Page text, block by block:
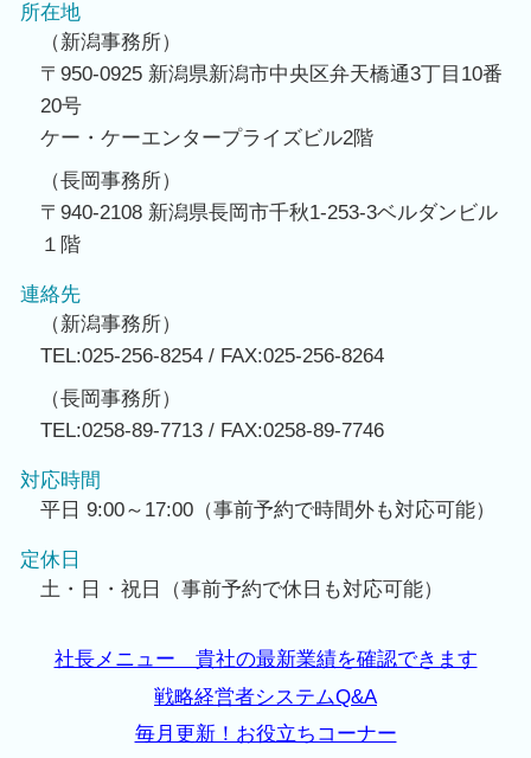
所在地
（新潟事務所）
〒950-0925 新潟県新潟市中央区弁天橋通3丁目10番
20号
ケー・ケーエンタープライズビル2階
（長岡事務所）
〒940-2108 新潟県長岡市千秋1-253-3ベルダンビル
１階
連絡先
（新潟事務所）
TEL:025-256-8254 / FAX:025-256-8264
（長岡事務所）
TEL:0258-89-7713 / FAX:0258-89-7746
対応時間
平日 9:00～17:00（事前予約で時間外も対応可能）
定休日
土・日・祝日（事前予約で休日も対応可能）
社長メニュー 貴社の最新業績を確認できます
戦略経営者システムQ&A
毎月更新！お役立ちコーナー